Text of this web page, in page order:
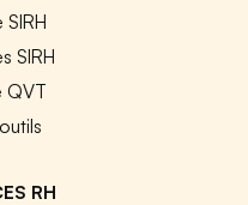
SIRH
QVT
RH